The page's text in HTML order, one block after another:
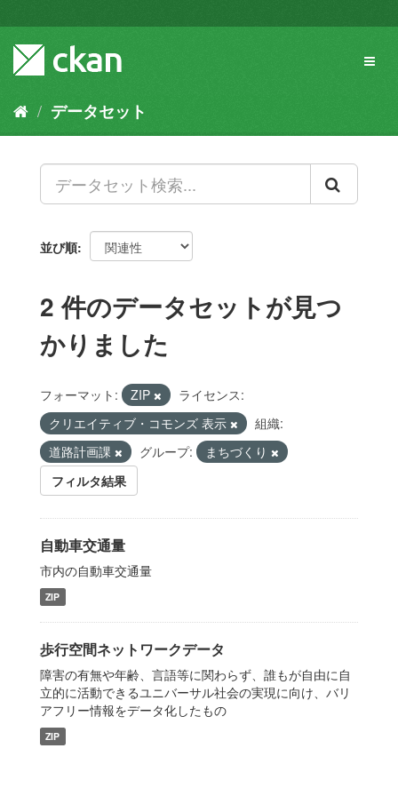
キ
容
データセット
並び順
2 件のデータセットが見つ
かりました
フォーマット: ZIP
ライセンス:
クリエイティブ・コモンズ 表示
組織:
道路計画課
グループ:
まちづくり
フィルタ結果
自動車交通量
市内の自動車交通量
ZIP
歩行空間ネットワークデータ
障害の有無や年齢、言語等に関わらず、誰もが自由に自
立的に活動できるユニバーサル社会の実現に向け、バリ
アフリー情報をデータ化したもの
ZIP